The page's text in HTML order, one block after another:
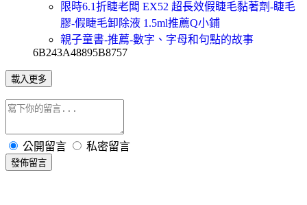
限時6.1折睫老闆 EX52 超長效假睫毛黏著劑-睫毛
膠-假睫毛卸除液 1.5ml推薦Q小鋪
親子童書-推薦-數字、字母和句點的故事
6B243A48895B8757
載入更多
公開留言 私密留言
發佈留言